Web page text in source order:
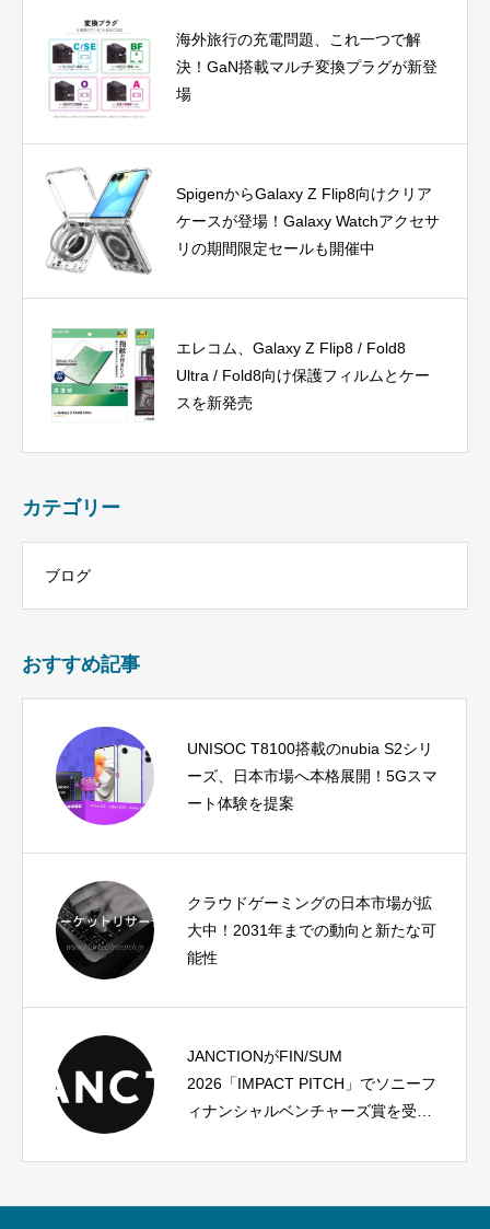
海外旅行の充電問題、これ一つで解
決！GaN搭載マルチ変換プラグが新登
場
SpigenからGalaxy Z Flip8向けクリア
ケースが登場！Galaxy Watchアクセサ
リの期間限定セールも開催中
エレコム、Galaxy Z Flip8 / Fold8
Ultra / Fold8向け保護フィルムとケー
スを新発売
カテゴリー
ブログ
おすすめ記事
UNISOC T8100搭載のnubia S2シリ
ーズ、日本市場へ本格展開！5Gスマ
ート体験を提案
クラウドゲーミングの日本市場が拡
大中！2031年までの動向と新たな可
能性
JANCTIONがFIN/SUM
2026「IMPACT PITCH」でソニーフ
ィナンシャルベンチャーズ賞を受